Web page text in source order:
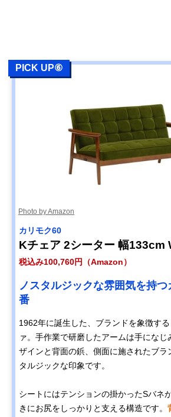
PICK UP⑥
Photo by Amazon
カリモク60
Kチェア 2シーター 幅133cm
税込み100,760円（Amazon）
ノスタルジックな雰囲気を持
番
1962年に誕生した、ブランドを象徴す
ァ。手作業で研磨したアームは手にな
ザインと背面の鋲、側面に施されたブラ
タルジックな印象です。
シートにはテンションの掛かったSバネ
きにお尻をしっかりと支える構造です。